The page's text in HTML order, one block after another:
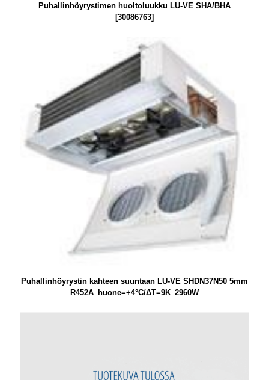
Puhallinhöyrystimen huoltoluukku LU-VE SHA/BHA
[30086763]
Puhallinhöyrystin kahteen suuntaan LU-VE SHDN37N50 5mm
R452A_huone=+4°C/ΔT=9K_2960W